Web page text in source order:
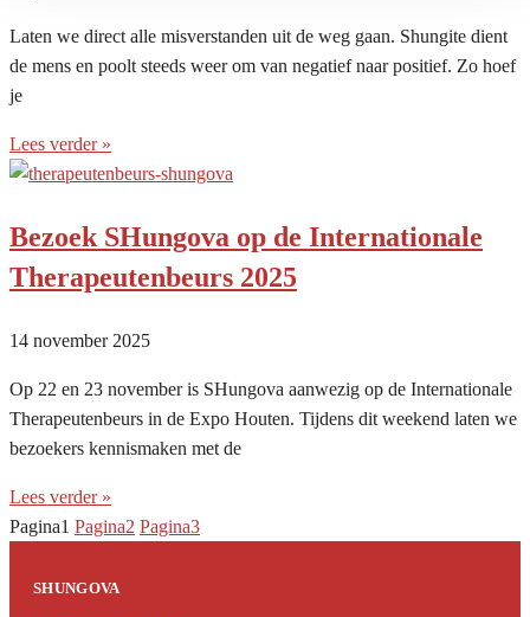
Laten we direct alle misverstanden uit de weg gaan. Shungite dient
de mens en poolt steeds weer om van negatief naar positief. Zo hoef
je
Lees verder »
Bezoek SHungova op de Internationale
Therapeutenbeurs 2025
14 november 2025
Op 22 en 23 november is SHungova aanwezig op de Internationale
Therapeutenbeurs in de Expo Houten. Tijdens dit weekend laten we
bezoekers kennismaken met de
Lees verder »
Pagina1 Pagina2 Pagina3
SHUNGOVA